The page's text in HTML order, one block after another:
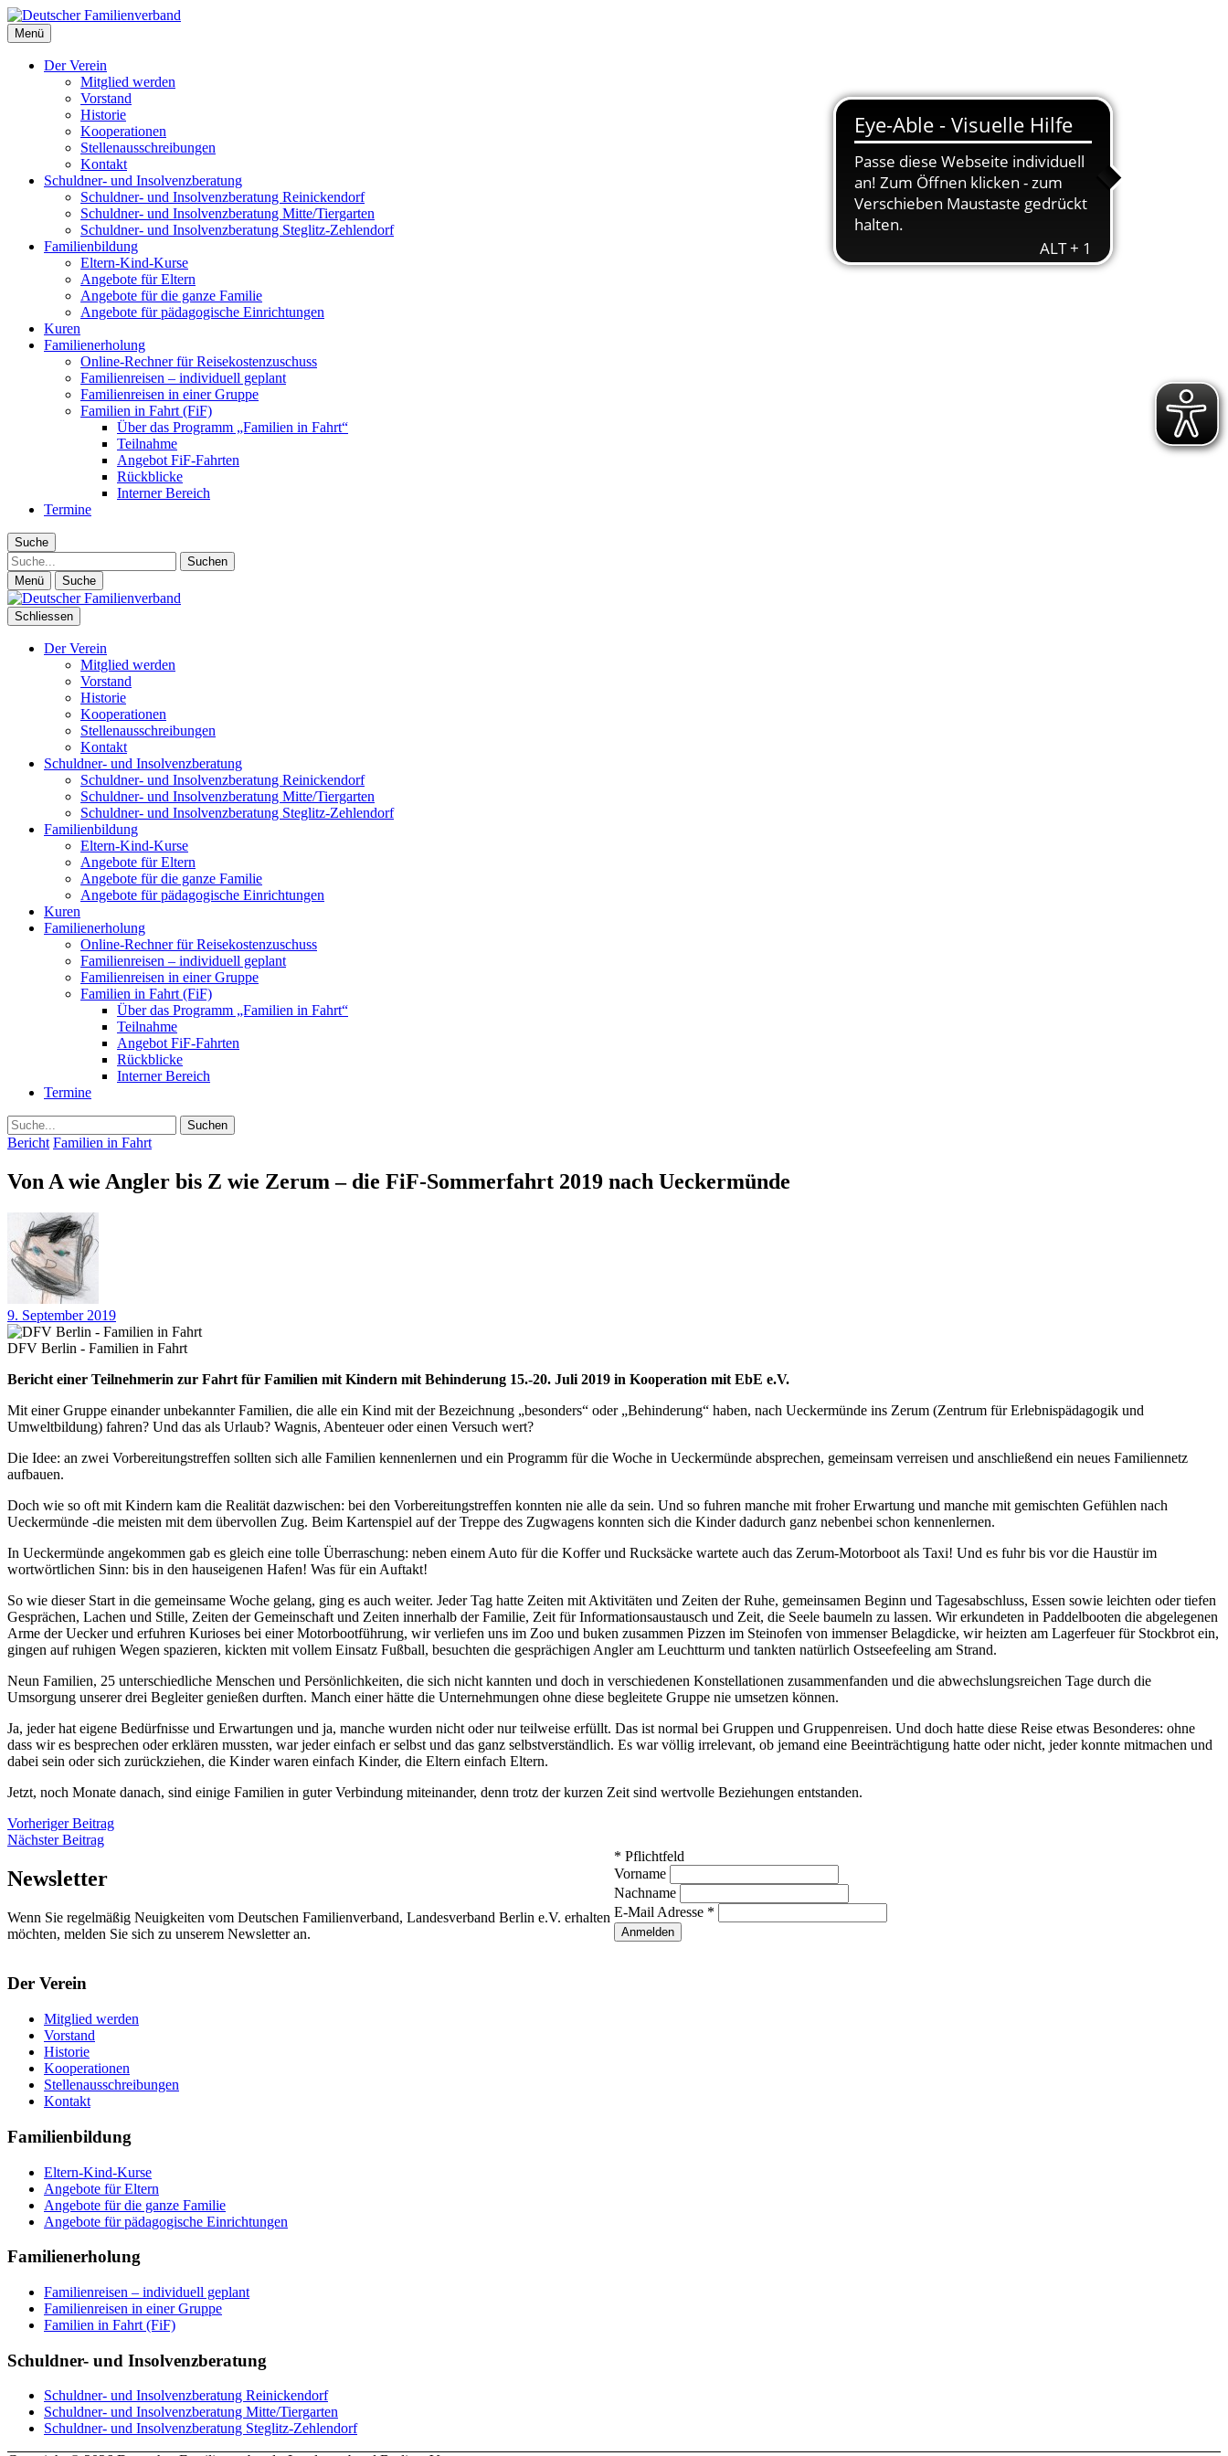
Deutscher Familienverband
Landesverband Berlin
Menü
Der Verein
Mitglied werden
Vorstand
Historie
Kooperationen
Stellenausschreibungen
Kontakt
Schuldner- und Insolvenzberatung
Schuldner- und Insolvenzberatung Reinickendorf
Schuldner- und Insolvenzberatung Mitte/Tiergarten
Schuldner- und Insolvenzberatung Steglitz-Zehlendorf
Familienbildung
Eltern-Kind-Kurse
Angebote für Eltern
Angebote für die ganze Familie
Angebote für pädagogische Einrichtungen
Kuren
Familienerholung
Online-Rechner für Reisekostenzuschuss
Familienreisen – individuell geplant
Familienreisen in einer Gruppe
Familien in Fahrt (FiF)
Über das Programm „Familien in Fahrt“
Teilnahme
Angebot FiF-Fahrten
Rückblicke
Interner Bereich
Termine
Suche
Suche
Menü Suche
Schliessen
Der Verein
Mitglied werden
Vorstand
Historie
Kooperationen
Stellenausschreibungen
Kontakt
Schuldner- und Insolvenzberatung
Schuldner- und Insolvenzberatung Reinickendorf
Schuldner- und Insolvenzberatung Mitte/Tiergarten
Schuldner- und Insolvenzberatung Steglitz-Zehlendorf
Familienbildung
Eltern-Kind-Kurse
Angebote für Eltern
Angebote für die ganze Familie
Angebote für pädagogische Einrichtungen
Kuren
Familienerholung
Online-Rechner für Reisekostenzuschuss
Familienreisen – individuell geplant
Familienreisen in einer Gruppe
Familien in Fahrt (FiF)
Über das Programm „Familien in Fahrt“
Teilnahme
Angebot FiF-Fahrten
Rückblicke
Interner Bereich
Termine
Suche
Bericht Familien in Fahrt
Von A wie Angler bis Z wie Zerum – die FiF-Sommerfahrt 2019 nach Ueckermünde
9. September 2019
DFV Berlin - Familien in Fahrt
Bericht einer Teilnehmerin zur Fahrt für Familien mit Kindern mit Behinderung 15.-20. Juli 2019 in Kooperation mit EbE e.V.
Mit einer Gruppe einander unbekannter Familien, die alle ein Kind mit der Bezeichnung „besonders“ oder „Behinderung“ haben, nach Ueckermünde ins Zerum (Zentrum für Erlebnispädagogik und
Umweltbildung) fahren? Und das als Urlaub? Wagnis, Abenteuer oder einen Versuch wert?
Die Idee: an zwei Vorbereitungstreffen sollten sich alle Familien kennenlernen und ein Programm für die Woche in Ueckermünde absprechen, gemeinsam verreisen und anschließend ein neues Familiennetz
aufbauen.
Doch wie so oft mit Kindern kam die Realität dazwischen: bei den Vorbereitungstreffen konnten nie alle da sein. Und so fuhren manche mit froher Erwartung und manche mit gemischten Gefühlen nach
Ueckermünde -die meisten mit dem übervollen Zug. Beim Kartenspiel auf der Treppe des Zugwagens konnten sich die Kinder dadurch ganz nebenbei schon kennenlernen.
In Ueckermünde angekommen gab es gleich eine tolle Überraschung: neben einem Auto für die Koffer und Rucksäcke wartete auch das Zerum-Motorboot als Taxi! Und es fuhr bis vor die Haustür im
wortwörtlichen Sinn: bis in den hauseigenen Hafen! Was für ein Auftakt!
So wie dieser Start in die gemeinsame Woche gelang, ging es auch weiter. Jeder Tag hatte Zeiten mit Aktivitäten und Zeiten der Ruhe, gemeinsamen Beginn und Tagesabschluss, Essen sowie leichten oder tiefen
Gesprächen, Lachen und Stille, Zeiten der Gemeinschaft und Zeiten innerhalb der Familie, Zeit für Informationsaustausch und Zeit, die Seele baumeln zu lassen. Wir erkundeten in Paddelbooten die abgelegenen
Arme der Uecker und erfuhren Kurioses bei einer Motorbootführung, wir verliefen uns im Zoo und buken zusammen Pizzen im Steinofen von immenser Belagdicke, wir heizten am Lagerfeuer für Stockbrot ein,
gingen auf ruhigen Wegen spazieren, kickten mit vollem Einsatz Fußball, besuchten die gesprächigen Angler am Leuchtturm und tankten natürlich Ostseefeeling am Strand.
Neun Familien, 25 unterschiedliche Menschen und Persönlichkeiten, die sich nicht kannten und doch in verschiedenen Konstellationen zusammenfanden und die abwechslungsreichen Tage durch die
Umsorgung unserer drei Begleiter genießen durften. Manch einer hätte die Unternehmungen ohne diese begleitete Gruppe nie umsetzen können.
Ja, jeder hat eigene Bedürfnisse und Erwartungen und ja, manche wurden nicht oder nur teilweise erfüllt. Das ist normal bei Gruppen und Gruppenreisen. Und doch hatte diese Reise etwas Besonderes: ohne
dass wir es besprechen oder erklären mussten, war jeder einfach er selbst und das ganz selbstverständlich. Es war völlig irrelevant, ob jemand eine Beeinträchtigung hatte oder nicht, jeder konnte mitmachen und
dabei sein oder sich zurückziehen, die Kinder waren einfach Kinder, die Eltern einfach Eltern.
Jetzt, noch Monate danach, sind einige Familien in guter Verbindung miteinander, denn trotz der kurzen Zeit sind wertvolle Beziehungen entstanden.
Beitragsnavigation
Vorheriger BeitragVorheriger
Nächster BeitragNächster
Newsletter
Wenn Sie regelmäßig Neuigkeiten vom Deutschen Familienverband, Landesverband Berlin e.V. erhalten
möchten, melden Sie sich zu unserem Newsletter an.
* Pflichtfeld
Vorname
Nachname
E-Mail Adresse *
Der Verein
Mitglied werden
Vorstand
Historie
Kooperationen
Stellenausschreibungen
Kontakt
Familienbildung
Eltern-Kind-Kurse
Angebote für Eltern
Angebote für die ganze Familie
Angebote für pädagogische Einrichtungen
Familienerholung
Familienreisen – individuell geplant
Familienreisen in einer Gruppe
Familien in Fahrt (FiF)
Schuldner- und Insolvenzberatung
Schuldner- und Insolvenzberatung Reinickendorf
Schuldner- und Insolvenzberatung Mitte/Tiergarten
Schuldner- und Insolvenzberatung Steglitz-Zehlendorf